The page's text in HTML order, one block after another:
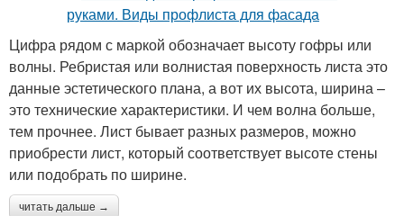
Цифра рядом с маркой обозначает высоту гофры или
волны. Ребристая или волнистая поверхность листа это
данные эстетического плана, а вот их высота, ширина –
это технические характеристики. И чем волна больше,
тем прочнее. Лист бывает разных размеров, можно
приобрести лист, который соответствует высоте стены
или подобрать по ширине.
читать дальше →